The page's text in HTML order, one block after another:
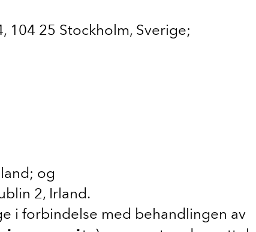
104 25 Stockholm, Sverige;
og
2, Irland.
i forbindelse med behandlingen av